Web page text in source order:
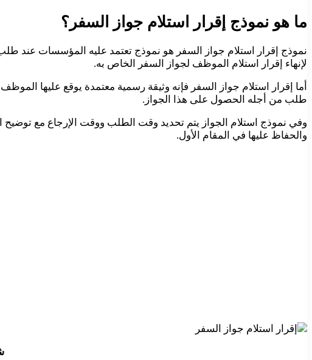
ما هو نموذج إقرار استلام جواز السفر؟
نموذج إقرار استلام جواز السفر هو نموذج تعتمد عليه المؤسسات عند
لإنهاء إقرار استلام الموظف لجواز السفر الخاص به.
أما إقرار استلام جواز السفر فإنه وثيقة رسمية معتمدة يوقع عليها
طلب من أجله الحصول على هذا الجواز.
وفي نموذج استلام الجواز يتم تحديد وقت الطلب ووقت الإرجاع مع
والحفاظ عليها في المقام الأول.